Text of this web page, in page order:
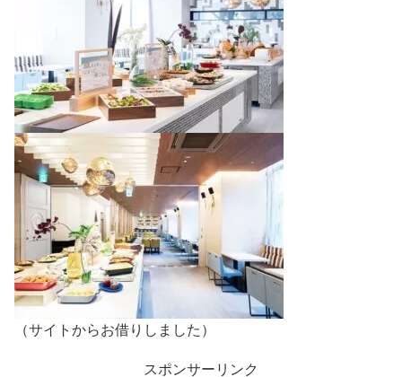
（サイトからお借りしました）
スポンサーリンク